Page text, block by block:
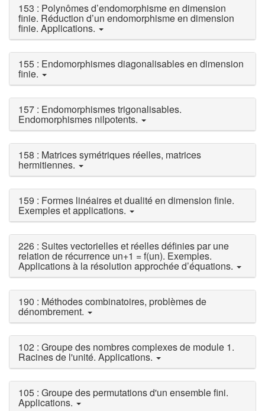
153 : Polynômes d’endomorphisme en dimension
finie. Réduction d’un endomorphisme en dimension
finie. Applications.
155 : Endomorphismes diagonalisables en dimension
finie.
157 : Endomorphismes trigonalisables.
Endomorphismes nilpotents.
158 : Matrices symétriques réelles, matrices
hermitiennes.
159 : Formes linéaires et dualité en dimension finie.
Exemples et applications.
226 : Suites vectorielles et réelles définies par une
relation de récurrence un+1 = f(un). Exemples.
Applications à la résolution approchée d’équations.
190 : Méthodes combinatoires, problèmes de
dénombrement.
102 : Groupe des nombres complexes de module 1.
Racines de l'unité. Applications.
105 : Groupe des permutations d'un ensemble fini.
Applications.